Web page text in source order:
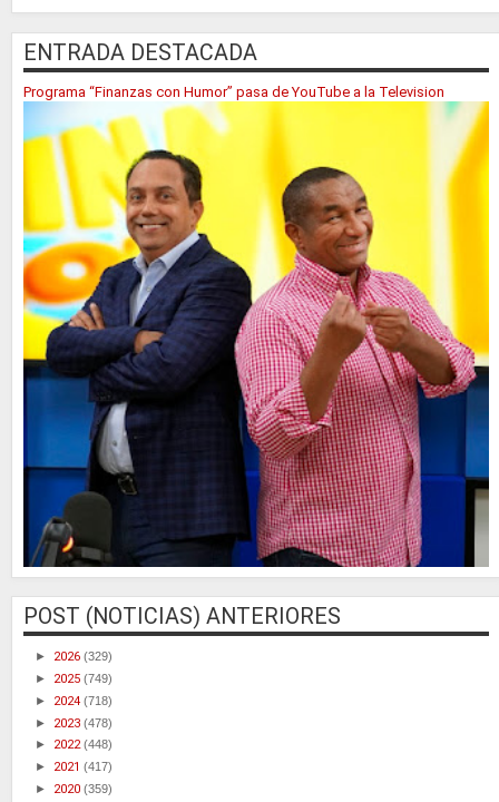
ENTRADA DESTACADA
Programa “Finanzas con Humor” pasa de YouTube a la Television
POST (NOTICIAS) ANTERIORES
► 2026 (329)
► 2025 (749)
► 2024 (718)
► 2023 (478)
► 2022(448)
► 2021 (417)
► 2020 (359)